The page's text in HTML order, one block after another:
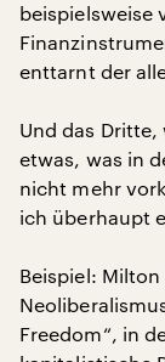
beispielsweise
enttarnt der
Und das
etwas, was in
nicht mehr
ich überhaupt
Beispiel:
Freedom“, in